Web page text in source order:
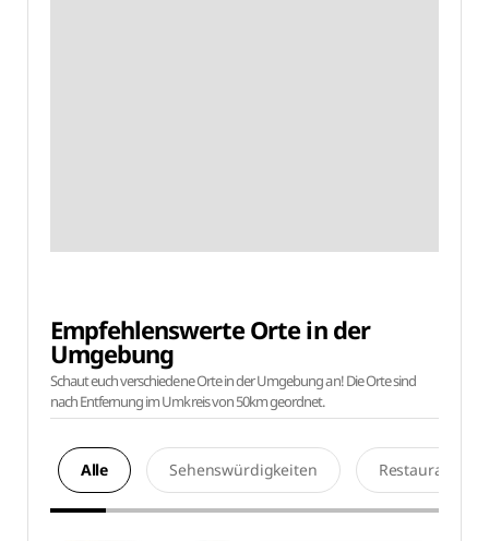
Empfehlenswerte Orte in der
Umgebung
Schaut euch verschiedene Orte in der Umgebung an! Die Orte sind
nach Entfernung im Umkreis von 50km geordnet.
Alle Sehenswürdigkeiten Restaurants